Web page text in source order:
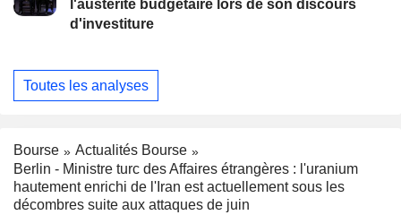
l'austérité budgétaire lors de son discours
d'investiture
Toutes les analyses
Bourse
Actualités Bourse
Berlin - Ministre turc des Affaires étrangères : l'uranium
hautement enrichi de l'Iran est actuellement sous les
décombres suite aux attaques de juin